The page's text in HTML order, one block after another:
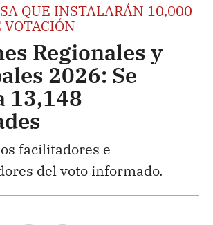
QUE INSTALARÁN 10,000
VOTACIÓN
Regionales y
2026: Se
13,148
facilitadores e
del voto informado.